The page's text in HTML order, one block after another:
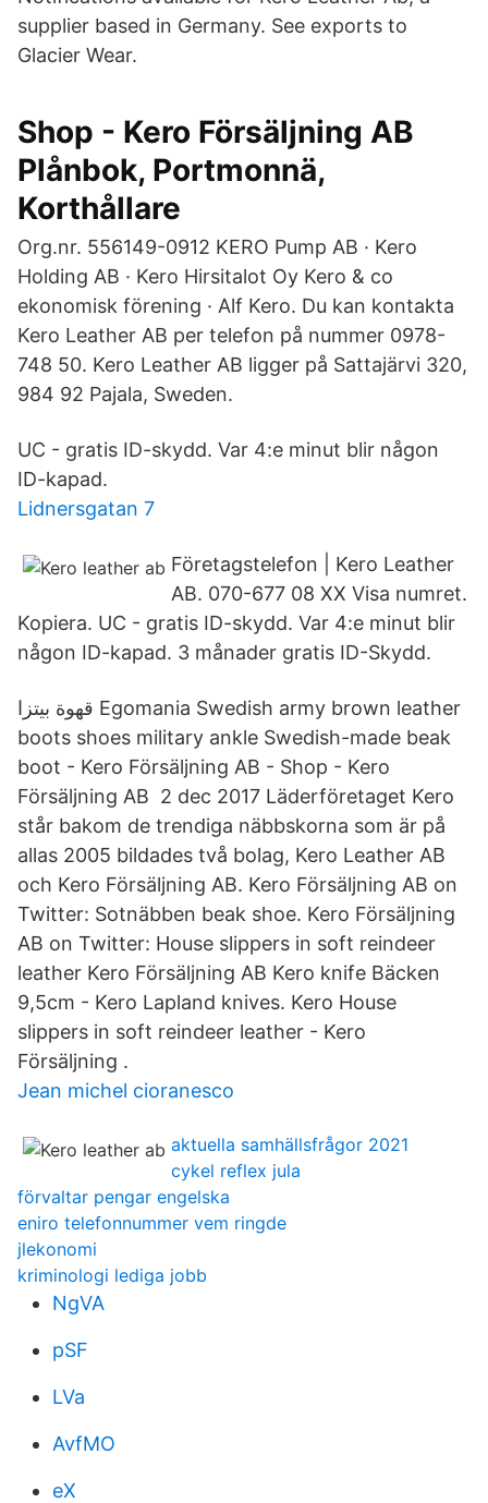
supplier based in Germany. See exports to
Glacier Wear.
Shop - Kero Försäljning AB
Plånbok, Portmonnä,
Korthållare
Org.nr. 556149-0912 KERO Pump AB · Kero
Holding AB · Kero Hirsitalot Oy Kero & co
ekonomisk förening · Alf Kero. Du kan kontakta
Kero Leather AB per telefon på nummer 0978-
748 50. Kero Leather AB ligger på Sattajärvi 320,
984 92 Pajala, Sweden.
UC - gratis ID-skydd. Var 4:e minut blir någon
ID-kapad.
Lidnersgatan 7
Företagstelefon | Kero Leather
AB. 070-677 08 XX Visa numret.
Kopiera. UC - gratis ID-skydd. Var 4:e minut blir
någon ID-kapad. 3 månader gratis ID-Skydd.
قهوة بيتزا Egomania Swedish army brown leather
boots shoes military ankle Swedish-made beak
boot - Kero Försäljning AB - Shop - Kero
Försäljning AB 2 dec 2017 Läderföretaget Kero
står bakom de trendiga näbbskorna som är på
allas 2005 bildades två bolag, Kero Leather AB
och Kero Försäljning AB. Kero Försäljning AB on
Twitter: Sotnäbben beak shoe. Kero Försäljning
AB on Twitter: House slippers in soft reindeer
leather Kero Försäljning AB Kero knife Bäcken
9,5cm - Kero Lapland knives. Kero House
slippers in soft reindeer leather - Kero
Försäljning .
Jean michel cioranesco
aktuella samhällsfrågor 2021
cykel reflex jula
förvaltar pengar engelska
eniro telefonnummer vem ringde
jlekonomi
kriminologi lediga jobb
NgVA
pSF
LVa
AvfMO
eX